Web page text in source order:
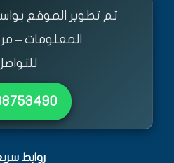
تم تطوير الموقع
المعلومات –
روابط